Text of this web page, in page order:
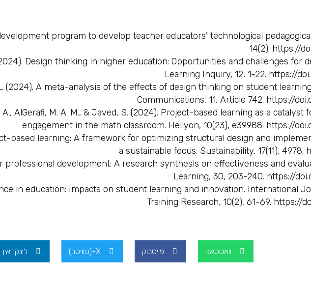
program to develop teacher educators' technological
14(2). https://
Design thinking in higher education: Opportunities and challenges for
Learning Inquiry, 12, 1-22. https://
L. (2024). A meta-analysis of the effects of design thinking on student
Communications, 11, Article 742. https://
A., AlGerafi, M. A. M., & Javed, S. (2024). Project-based learning as a
engagement in the math classroom. Heliyon, 10(23), e39988. https://
based learning: A framework for optimizing structural design and
a sustainable focus. Sustainability, 17(11), 4978.
professional development: A research synthesis on effectiveness and
Learning, 30, 203-240. https://
in education: Impacts on student learning and innovation. International
Training Research, 10(2), 61-69. https://
וואטסאפ פייסבוק X-(טוויטר) לינקדאין